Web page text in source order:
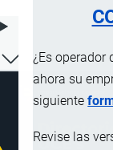
¿Es operador
ahora su
siguiente
Revise las